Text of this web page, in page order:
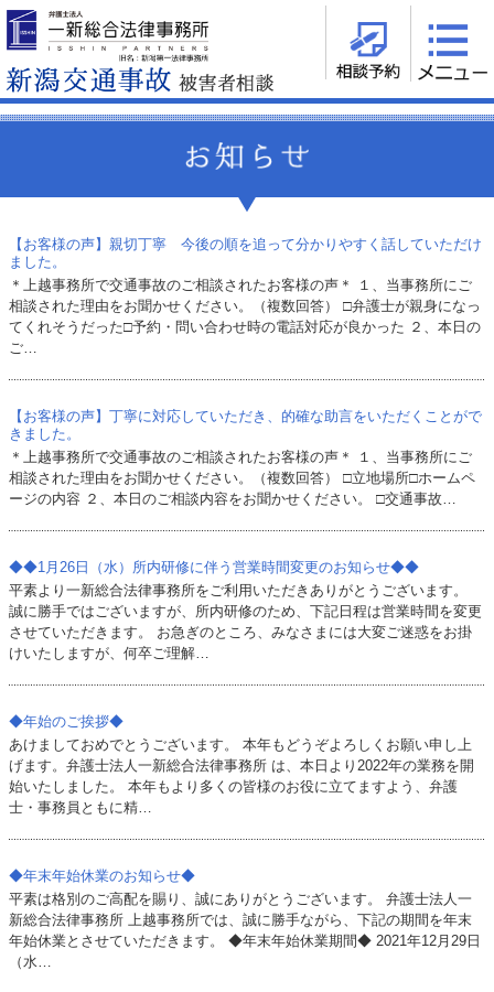
【お客様の声】親切丁寧 今後の順を追って分かりやすく話していただけ
ました。
＊上越事務所で交通事故のご相談されたお客様の声＊ １、当事務所にご
相談された理由をお聞かせください。（複数回答） □弁護士が親身になっ
てくれそうだった□予約・問い合わせ時の電話対応が良かった ２、本日の
ご…
【お客様の声】丁寧に対応していただき、的確な助言をいただくことがで
きました。
＊上越事務所で交通事故のご相談されたお客様の声＊ １、当事務所にご
相談された理由をお聞かせください。（複数回答） □立地場所□ホームペ
ージの内容 ２、本日のご相談内容をお聞かせください。 □交通事故…
◆◆1月26日（水）所内研修に伴う営業時間変更のお知らせ◆◆
平素より一新総合法律事務所をご利用いただきありがとうございます。
誠に勝手ではございますが、​所内研修のため、下記日程は営業時間を変更
させていただきます。 お急ぎのところ、みなさまには大変ご迷惑をお掛
けいたしますが、何卒ご理解…
◆年始のご挨拶◆
あけましておめでとうございます。 本年もどうぞよろしくお願い申し上
げます。弁護士法人一新総合法律事務所 は、本日より2022年の業務を開
始いたしました。 本年もより多くの皆様のお役に立てますよう、弁護
士・事務員ともに精…
◆年末年始休業のお知らせ◆
平素は格別のご高配を賜り、誠にありがとうございます。 弁護士法人一
新総合法律事務所 上越事務所では、誠に勝手ながら、下記の期間を年末
年始休業とさせていただきます。 ◆年末年始休業期間◆ 2021年12月29日
（水…